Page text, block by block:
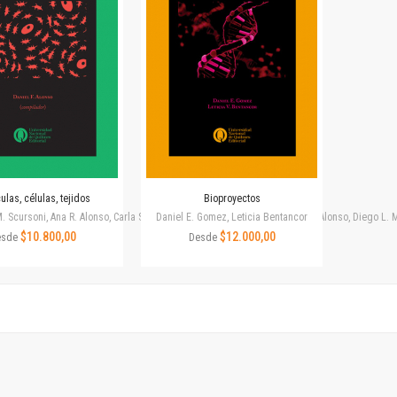
Revista de Ciencias Sociales. Segunda época
Fondo editorial
Biomedicina
Coediciones
Jornadas académicas
Libros de arte
Intersecciones
células, tejidos
Scursoni, Ana R. Alonso, Carla S. Capobianco, Daniel E. Gomez, Daniel F. Alonso, Diego
$10.800,00
Bioproyectos
Daniel E. Gomez, Leticia Bentancor
Desde $12.000,00